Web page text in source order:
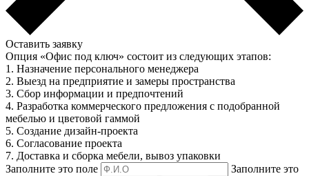
Оставить заявку
Опция «Офис под ключ» состоит из следующих этапов:
1. Назначение персонального менеджера
2. Выезд на предприятие и замеры пространства
3. Сбор информации и предпочтений
4. Разработка коммерческого предложения с подобранной
мебелью и цветовой гаммой
5. Создание дизайн-проекта
6. Согласование проекта
7. Доставка и сборка мебели, вывоз упаковки
Заполните это поле
Заполните это